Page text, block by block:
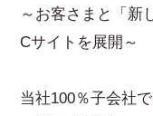
～お客さまと「新
Cサイトを展開～
当社100％子会社